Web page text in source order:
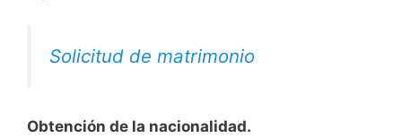
Solicitud de matrimonio
Obtención de la nacionalidad.